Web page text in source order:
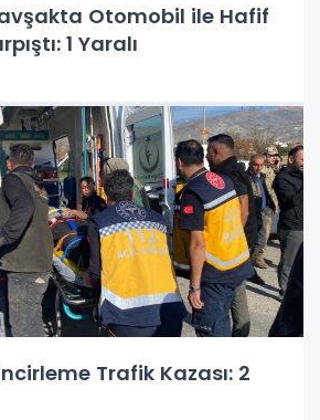
Otomobil ile Hafif
1 Yaralı
Trafik Kazası: 2